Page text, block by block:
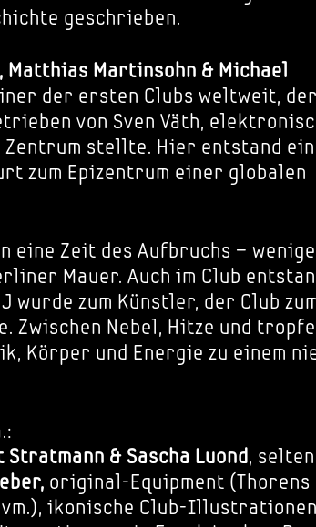
geschrieben.
Matthias Martinsohn & Michael
der ersten Clubs weltweit, der
von Sven Väth,
Zentrum stellte. Hier entstand ein
zum Epizentrum einer globalen
eine Zeit des Aufbruchs – wenige
Mauer. Auch im Club
wurde zum Künstler, der Club
Zwischen Nebel, Hitze und
Körper und Energie zu einem
Stratmann & Sascha Luond,
original-Equipment (Thorens
ikonische Club-